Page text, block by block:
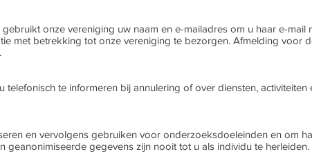
onze vereniging uw naam en e-mailadres om u haar e-mail
met betrekking tot onze vereniging te bezorgen. Afmelding voor
te informeren bij annulering of over diensten, activiteiten
en vervolgens gebruiken voor onderzoeksdoeleinden en om
gegevens zijn nooit tot u als individu te herleiden.